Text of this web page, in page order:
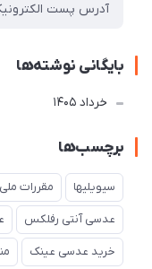
بایگانی نوشته‌ها
خرداد 1405
برچسب‌ها
سیویلیها مقررات
عدسی آنتی رفلکس
خرید عدسی عینک